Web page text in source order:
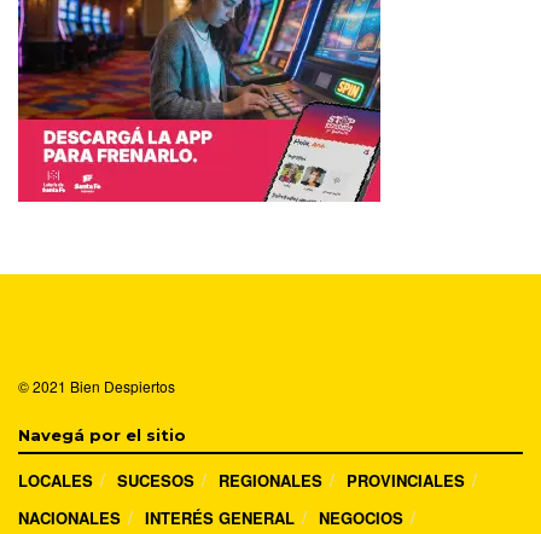
© 2021 Bien Despiertos
Navegá por el sitio
LOCALES SUCESOS REGIONALES
PROVINCIALES
NACIONALES
INTERÉS GENERAL NEGOCIOS